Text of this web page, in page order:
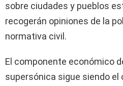
sobre ciudades y pueblos
recogerán opiniones de la
normativa civil.
El componente económico
supersónica sigue siendo el